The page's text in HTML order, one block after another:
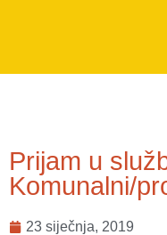
Prijam u
Komunalni/
23 siječnja, 2019